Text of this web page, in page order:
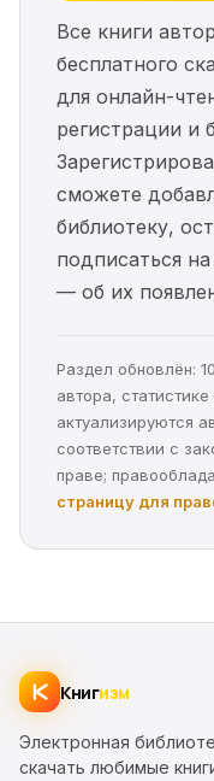
Все книги
бесплатного
для онлайн-
регистрации и
сможете
библиотеку,
подписаться
— об их
Раздел обновлён:
автора,
актуализируются
соответствии с
праве;
страницу для
Книгизм
Электронная
скачать любимые